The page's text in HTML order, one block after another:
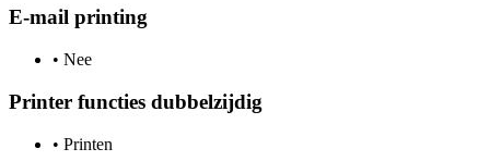
E-mail printing
• Nee
Printer functies dubbelzijdig
• Printen